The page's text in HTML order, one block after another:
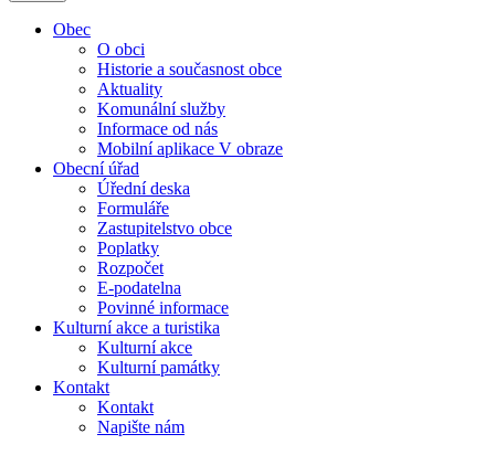
Obec
O obci
Historie a současnost obce
Aktuality
Komunální služby
Informace od nás
Mobilní aplikace V obraze
Obecní úřad
Úřední deska
Formuláře
Zastupitelstvo obce
Poplatky
Rozpočet
E-podatelna
Povinné informace
Kulturní akce a turistika
Kulturní akce
Kulturní památky
Kontakt
Kontakt
Napište nám